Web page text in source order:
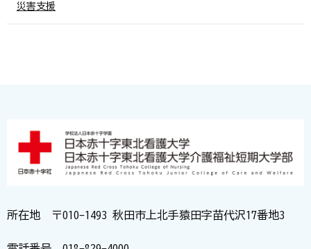
災害支援
所在地 〒010-1493 秋田市上北手猿田字苗代沢17番地3